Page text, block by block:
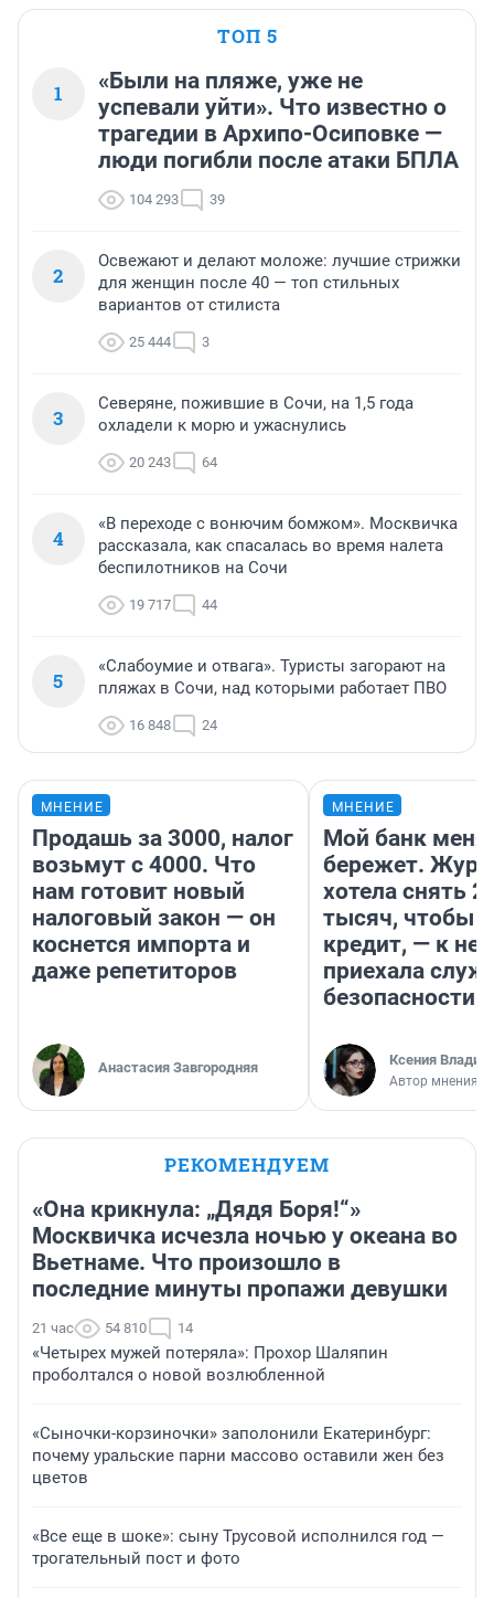
ТОП 5
1
«Были на пляже, уже не
успевали уйти». Что известно о
трагедии в Архипо-Осиповке —
люди погибли после атаки БПЛА
104 293 39
2
Освежают и делают моложе: лучшие стрижки
для женщин после 40 — топ стильных
вариантов от стилиста
25 444 3
3
Северяне, пожившие в Сочи, на 1,5 года
охладели к морю и ужаснулись
20 243 64
4
«В переходе с вонючим бомжом». Москвичка
рассказала, как спасалась во время налета
беспилотников на Сочи
19 717 44
5
«Слабоумие и отвага». Туристы загорают на
пляжах в Сочи, над которыми работает ПВО
16 848 24
МНЕНИЕ
Продашь за 3000, налог
возьмут с 4000. Что
нам готовит новый
налоговый закон — он
коснется импорта и
даже репетиторов
Анастасия Завгородняя
МНЕНИЕ
Мой банк меня
бережет.
хотела снять
тысяч, чтобы
кредит, — к
приехала
безопасности
Ксения
Автор мнения
РЕКОМЕНДУЕМ
«Она крикнула: „Дядя Боря!“»
Москвичка исчезла ночью у океана во
Вьетнаме. Что произошло в
последние минуты пропажи девушки
21 час 54 810 14
«Четырех мужей потеряла»: Прохор Шаляпин
проболтался о новой возлюбленной
«Сыночки-корзиночки» заполонили Екатеринбург:
почему уральские парни массово оставили жен без
цветов
«Все еще в шоке»: сыну Трусовой исполнился год —
трогательный пост и фото